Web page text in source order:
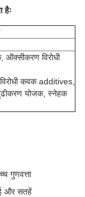
हैः
ऑक्सीकरण विरोधी
कवक additives,
योजक, स्नेहक
गुणवत्ता
और सतहें